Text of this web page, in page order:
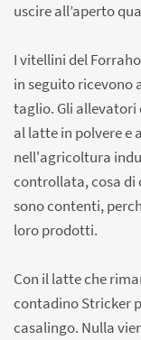
uscire all’aperto
I vitellini del
in seguito ricevono
taglio. Gli allevatori
al latte in polvere e
nell'agricoltura
controllata, cosa di
sono contenti,
loro prodotti.
Con il latte che
contadino Stricker
casalingo. Nulla